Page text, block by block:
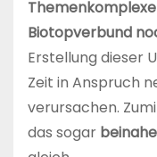
Biotopverbund
Erstellung dieser
Zeit in Anspruch
verursachen.
das sogar